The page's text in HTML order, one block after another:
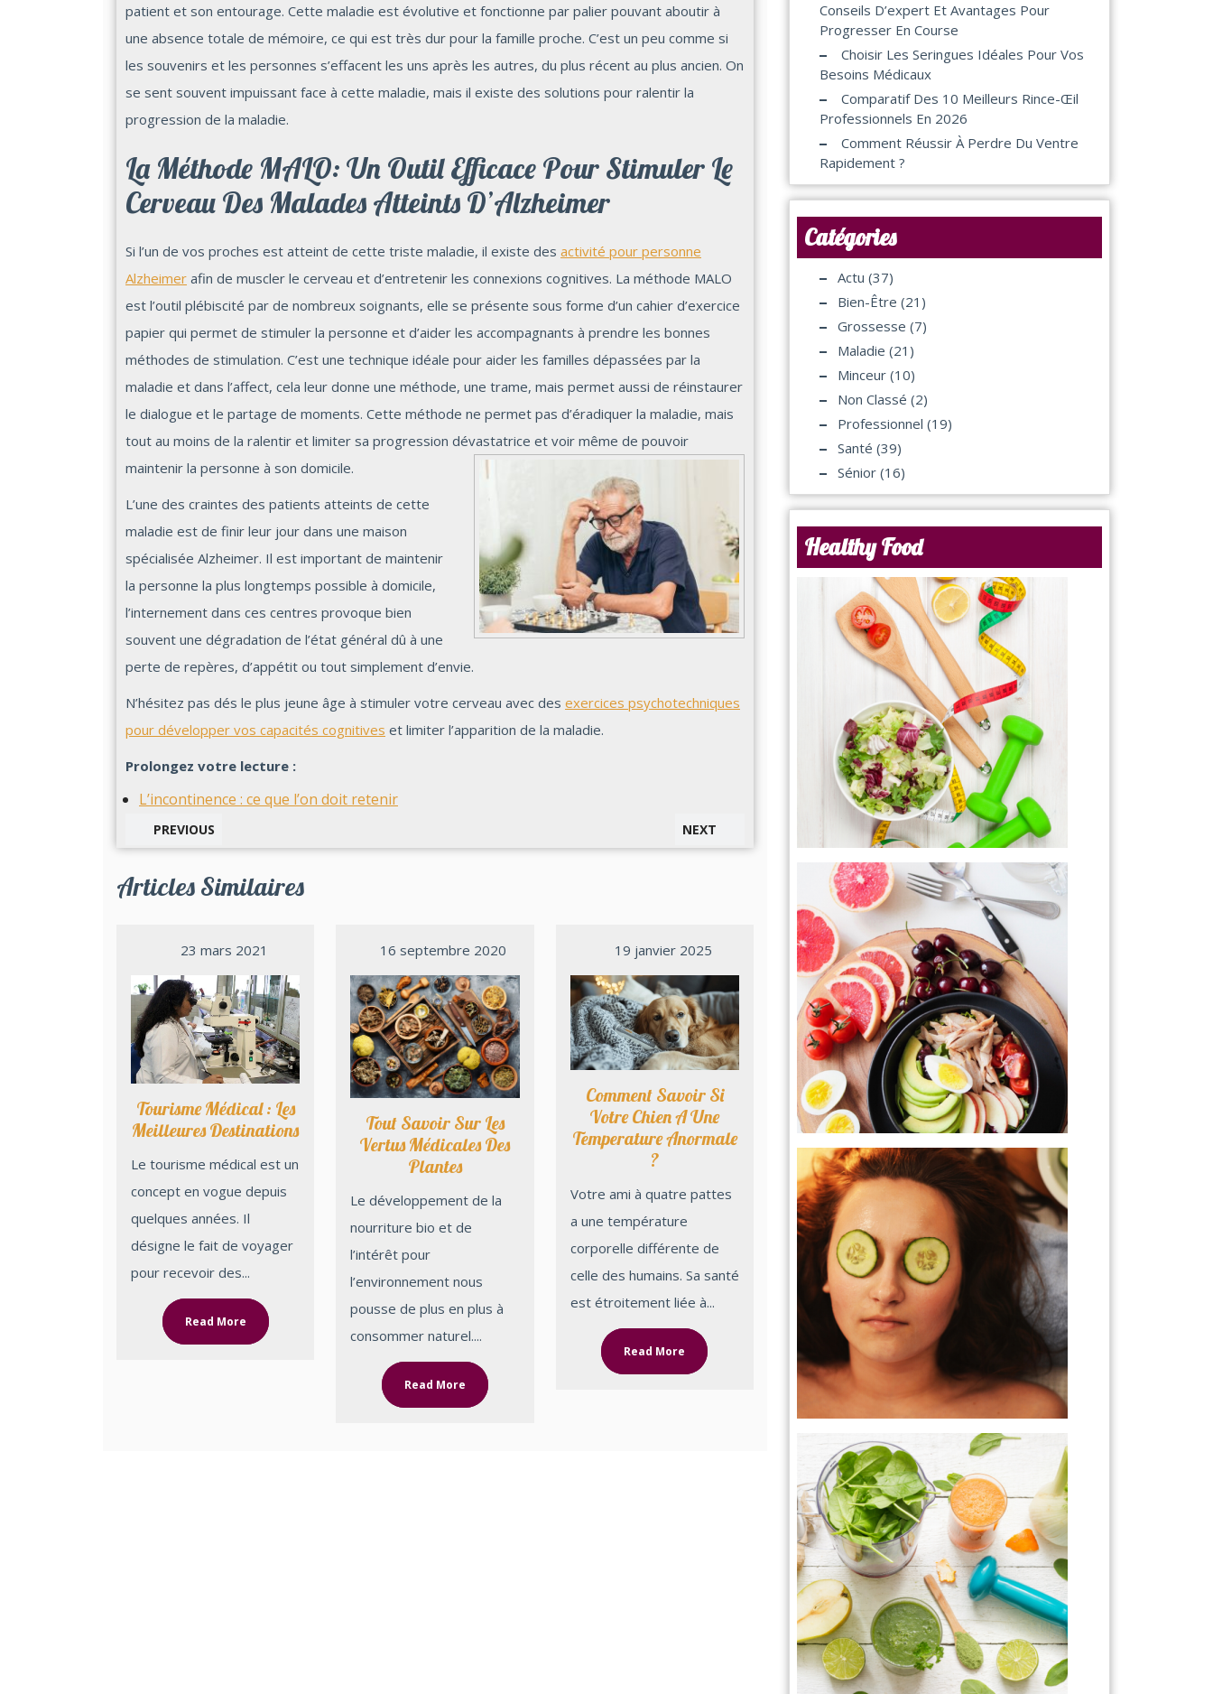
patient et son entourage. Cette maladie est évolutive et fonctionne par palier pouvant aboutir à
une absence totale de mémoire, ce qui est très dur pour la famille proche. C’est un peu comme si
les souvenirs et les personnes s’effacent les uns après les autres, du plus récent au plus ancien. On
se sent souvent impuissant face à cette maladie, mais il existe des solutions pour ralentir la
progression de la maladie.
La Méthode MALO: Un Outil Efficace Pour Stimuler Le
Cerveau Des Malades Atteints D’Alzheimer
Si l’un de vos proches est atteint de cette triste maladie, il existe des activité pour personne
Alzheimer afin de muscler le cerveau et d’entretenir les connexions cognitives. La méthode MALO
est l’outil plébiscité par de nombreux soignants, elle se présente sous forme d’un cahier d’exercice
papier qui permet de stimuler la personne et d’aider les accompagnants à prendre les bonnes
méthodes de stimulation. C’est une technique idéale pour aider les familles dépassées par la
maladie et dans l’affect, cela leur donne une méthode, une trame, mais permet aussi de réinstaurer
le dialogue et le partage de moments. Cette méthode ne permet pas d’éradiquer la maladie, mais
tout au moins de la ralentir et limiter sa progression dévastatrice et voir même de pouvoir
maintenir la personne à son domicile.
L’une des craintes des patients atteints de cette
maladie est de finir leur jour dans une maison
spécialisée Alzheimer. Il est important de maintenir
la personne la plus longtemps possible à domicile,
l’internement dans ces centres provoque bien
souvent une dégradation de l’état général dû à une
perte de repères, d’appétit ou tout simplement d’envie.
N’hésitez pas dés le plus jeune âge à stimuler votre cerveau avec des exercices psychotechniques
pour développer vos capacités cognitives et limiter l’apparition de la maladie.
Prolongez votre lecture :
L’incontinence : ce que l’on doit retenir
PREVIOUS NEXT
Articles Similaires
23 mars 2021
Tourisme Médical : Les
Meilleures Destinations
Le tourisme médical est un
concept en vogue depuis
quelques années. Il
désigne le fait de voyager
pour recevoir des...
Read More
16 septembre 2020
Tout Savoir Sur Les
Vertus Médicales Des
Plantes
Le développement de la
nourriture bio et de
l’intérêt pour
l’environnement nous
pousse de plus en plus à
consommer naturel....
Read More
19 janvier 2025
Comment Savoir Si
Votre Chien A Une
Temperature Anormale
?
Votre ami à quatre pattes
a une température
corporelle différente de
celle des humains. Sa santé
est étroitement liée à...
Read More
Conseils D’expert Et Avantages Pour
Progresser En Course
Choisir Les Seringues Idéales Pour Vos
Besoins Médicaux
Comparatif Des 10 Meilleurs Rince-Œil
Professionnels En 2026
Comment Réussir À Perdre Du Ventre
Rapidement ?
Catégories
Actu (37)
Bien-Être (21)
Grossesse (7)
Maladie (21)
Minceur (10)
Non Classé (2)
Professionnel (19)
Santé (39)
Sénior (16)
Healthy Food